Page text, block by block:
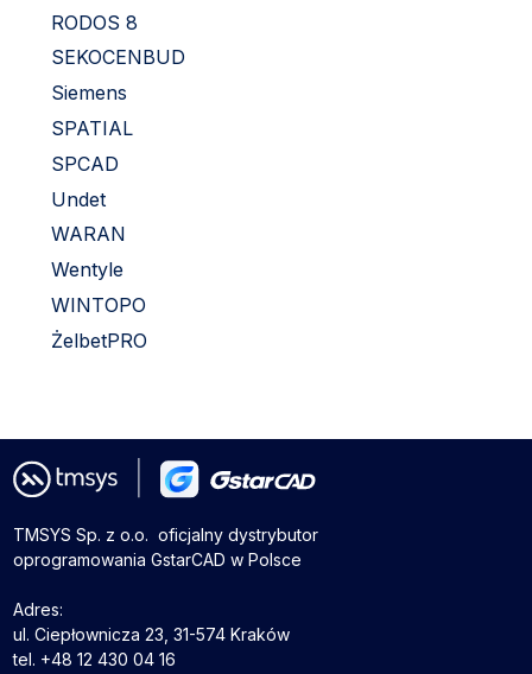
RODOS 8
SEKOCENBUD
Siemens
SPATIAL
SPCAD
Undet
WARAN
Wentyle
WINTOPO
ŻelbetPRO
TMSYS Sp. z o.o. ­ oficjalny dystrybutor
oprogramowania GstarCAD w Polsce
Adres:
ul. Ciepłownicza 23, 31-574 Kraków
tel. +48 12 430 04 16